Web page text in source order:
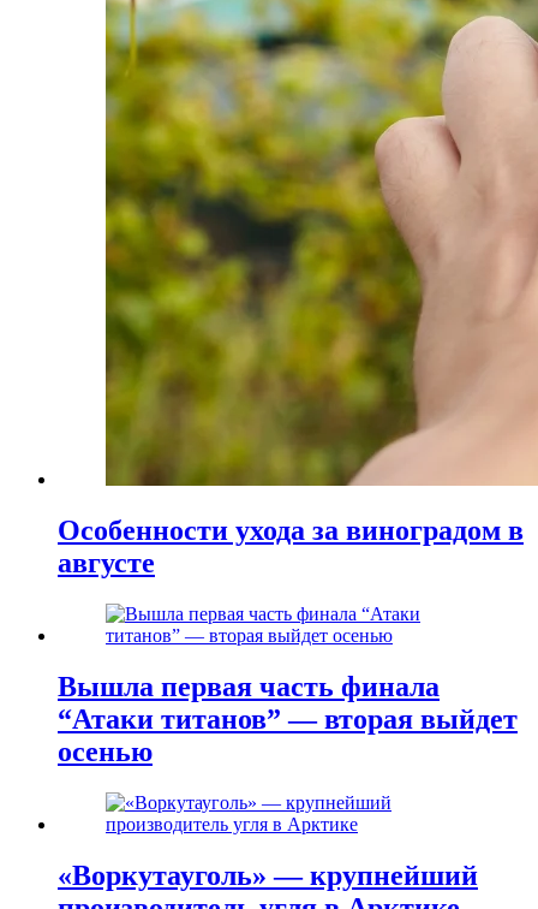
Особенности ухода за виноградом в
августе
Вышла первая часть финала
“Атаки титанов” — вторая выйдет
осенью
«Воркутауголь» — крупнейший